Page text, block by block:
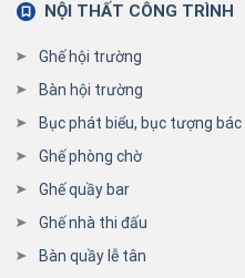
NỘI THẤT CÔNG TRÌNH
Ghế hội trường
Bàn hội trường
Bục phát biểu, bục tượng bác
Ghế phòng chờ
Ghế quầy bar
Ghế nhà thi đấu
Bàn quầy lễ tân